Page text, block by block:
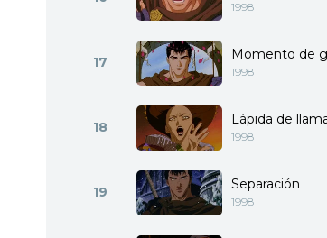
1998
17 Momento de
1998
18 Lápida de
1998
19 Separación
1998